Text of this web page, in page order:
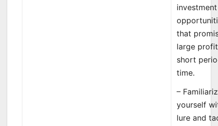
investment
that
large
short
time.
–
yourself
lure and